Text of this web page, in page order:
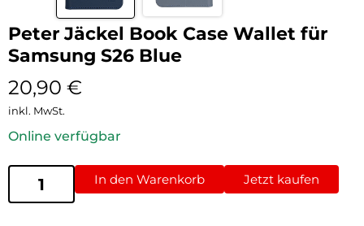
Peter Jäckel Book Case Wallet für
Samsung S26 Blue
20,90 €
inkl. MwSt.
Online verfügbar
In den Warenkorb Jetzt kaufen